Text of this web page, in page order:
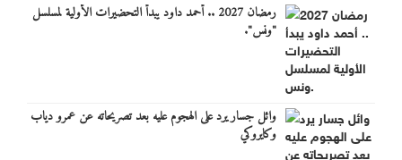
رمضان 2027 .. أحمد داود يبدأ التحضيرات الأولية لمسلسل
"ونس".
وائل جسار يرد على الهجوم عليه بعد تصريحاته عن عمرو دياب
وكايروكي